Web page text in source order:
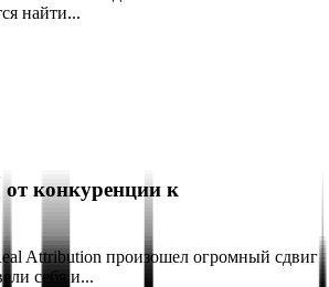
найти...
конкуренции к
Attribution произошел огромный сдвиг
себя и...